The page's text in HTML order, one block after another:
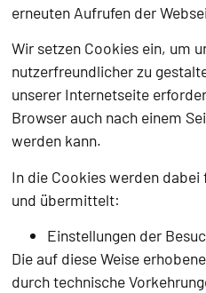
erneuten Aufrufen der
Wir setzen Cookies ein, um
nutzerfreundlicher zu
unserer Internetseite
Browser auch nach einem
werden kann.
In die Cookies werden
und übermittelt:
Einstellungen der
Die auf diese Weise
durch technische